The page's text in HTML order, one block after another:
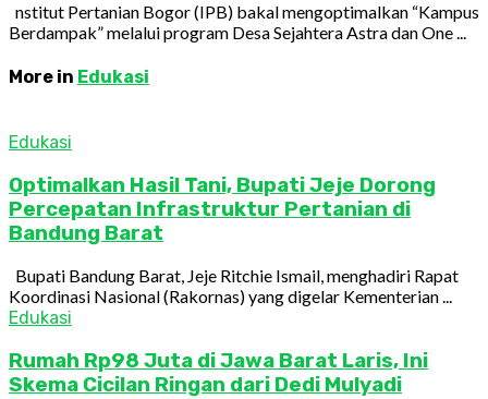
nstitut Pertanian Bogor (IPB) bakal mengoptimalkan “Kampus
Berdampak” melalui program Desa Sejahtera Astra dan One ...
More in Edukasi
Edukasi
Optimalkan Hasil Tani, Bupati Jeje Dorong
Percepatan Infrastruktur Pertanian di
Bandung Barat
Bupati Bandung Barat, Jeje Ritchie Ismail, menghadiri Rapat
Koordinasi Nasional (Rakornas) yang digelar Kementerian ...
Edukasi
Rumah Rp98 Juta di Jawa Barat Laris, Ini
Skema Cicilan Ringan dari Dedi Mulyadi